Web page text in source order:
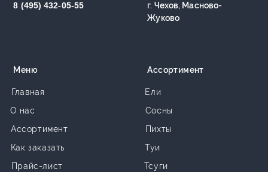
8 (495) 432-05-55
г. Чехов, Масново-
Жуково
Главная
Меню
О нас
Ассортимент
Как заказать
Прайс-лист
Ели
Ассортимент
Сосны
Пихты
Туи
Тсуги